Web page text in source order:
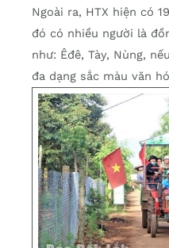
Ngoài ra, HTX hiện có
đó có nhiều người là
như: Êđê, Tày, Nùng,
đa dạng sắc màu văn